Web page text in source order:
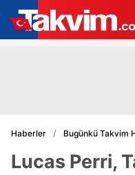
Haberler Bugünkü Takvim
Lucas Perri,